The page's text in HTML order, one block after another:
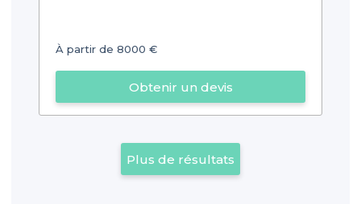
À partir de 8000 €
Obtenir un devis
Plus de résultats